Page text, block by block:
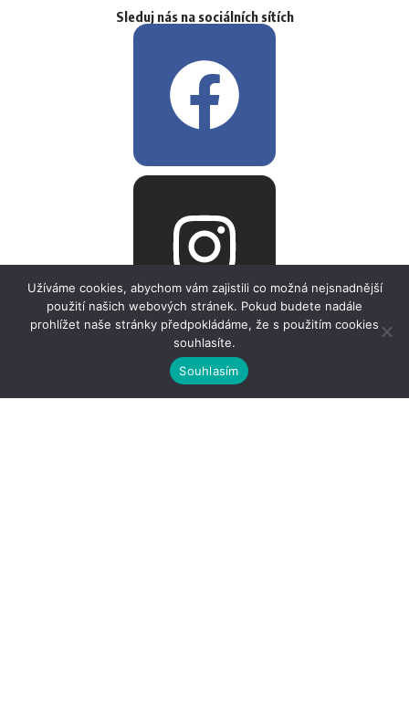
Sleduj nás na sociálních sítích
Užíváme cookies, abychom vám zajistili co možná nejsnadnější
použití našich webových stránek. Pokud budete nadále
prohlížet naše stránky předpokládáme, že s použitím cookies
souhlasíte.
Souhlasím